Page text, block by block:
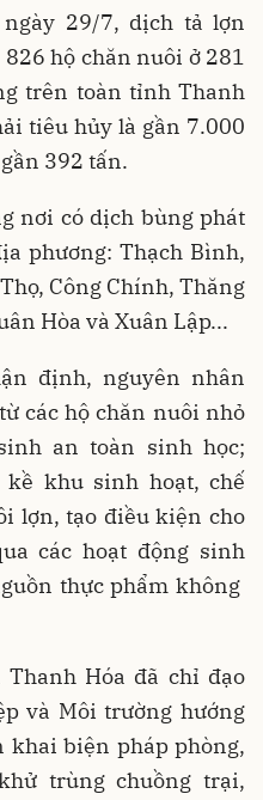
29/7, dịch tả lợn
hộ chăn nuôi ở 281
trên toàn tỉnh Thanh
tiêu hủy là gần 7.000
392 tấn.
nơi có dịch bùng phát
phương: Thạch Bình,
Công Chính, Thăng
Hòa và Xuân Lập...
định, nguyên nhân
các hộ chăn nuôi nhỏ
an toàn sinh học;
khu sinh hoạt, chế
lợn, tạo điều kiện cho
các hoạt động sinh
thực phẩm không
Hóa đã chỉ đạo
và Môi trường hướng
khai biện pháp phòng,
trùng chuồng trại,